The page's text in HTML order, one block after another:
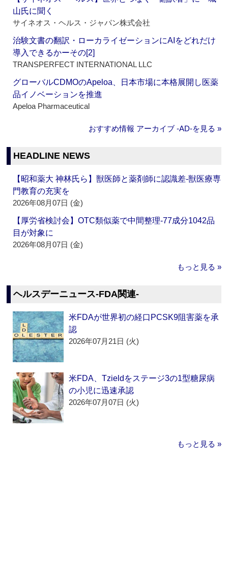
山氏に聞く
サイネオス・ヘルス・ジャパン株式会社
治験文書の翻訳・ローカライゼーションにAIをどれだけ
導入できるかーその[2]
TRANSPERFECT INTERNATIONAL LLC
グローバルCDMOのApeloa、日本市場に本格展開し医薬
品イノベーションを推進
Apeloa Pharmaceutical
おすすめ情報 アーカイブ ‐AD‐を見る »
HEADLINE NEWS
【昭和薬大 神林氏ら】獣医師と薬剤師に認識差‐獣医療専
門教育の充実を
2026年08月07日 (金)
【厚労省検討会】OTC類似薬で中間整理‐77成分1042品
目が対象に
2026年08月07日 (金)
もっと見る »
ヘルスデーニュース‐FDA関連‐
米FDAが世界初の経口PCSK9阻害薬を承
認
2026年07月21日 (火)
米FDA、Tzieldをステージ3の1型糖尿病
の小児に迅速承認
2026年07月07日 (火)
もっと見る »